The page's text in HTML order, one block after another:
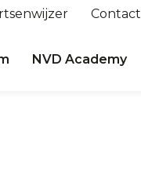
Contact
NVD Academy